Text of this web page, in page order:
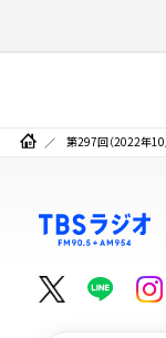
第297回（2022年10